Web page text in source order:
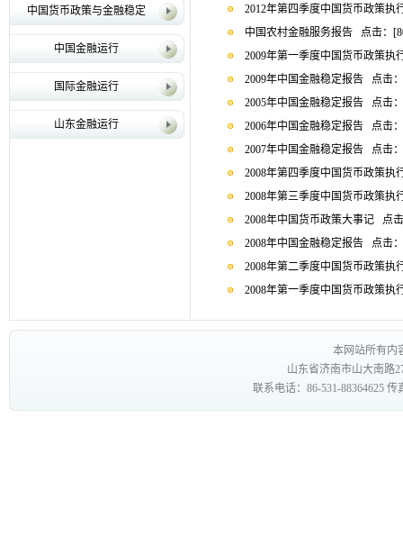
中国货币政策与金融稳定
中国金融运行
国际金融运行
山东金融运行
2012年第四季度中国货币政策执
中国农村金融服务报告点击：[
2009年第一季度中国货币政策执
2009年中国金融稳定报告点击
2005年中国金融稳定报告点击
2006年中国金融稳定报告点击
2007年中国金融稳定报告点击
2008年第四季度中国货币政策执
2008年第三季度中国货币政策执
2008年中国货币政策大事记点击
2008年中国金融稳定报告点击
2008年第二季度中国货币政策执
2008年第一季度中国货币政策执
本网站所有内
山东省济南市山大南路
联系电话：86-531-88364625 传